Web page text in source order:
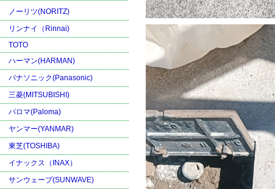
ノーリツ(NORITZ)
リンナイ（Rinnai)
TOTO
ハーマン(HARMAN)
パナソニック(Panasonic)
三菱(MITSUBISHI)
パロマ(Paloma)
ヤンマー(YANMAR)
東芝(TOSHIBA)
イナックス（INAX）
サンウェーブ(SUNWAVE)